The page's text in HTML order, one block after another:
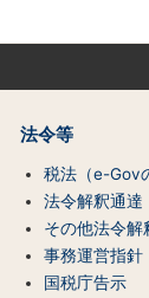
法令等
税法（e-Gov
法令解釈通達
その他法令解
事務運営指針
国税庁告示